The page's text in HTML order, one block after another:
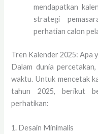
mendapatkan
strategi
perhatian calon
Tren Kalender 2025: Apa
Dalam dunia
waktu. Untuk mencetak
tahun 2025, berikut
perhatikan:
1. Desain Minimalis